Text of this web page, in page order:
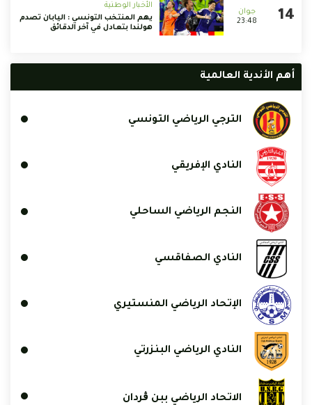
23:48
الأخبار الوطنية
يهم المنتخب التونسي : اليابان تصدم
هولندا بتعادل في آخر الدقائق
أهم الأندية العالمية
الترجي الرياضي التونسي
النادي الإفريقي
النجم الرياضي الساحلي
النادي الصفاقسي
الإتحاد الرياضي المنستيري
النادي الرياضي البنزرتي
الاتحاد الرياضي ببن ڨردان